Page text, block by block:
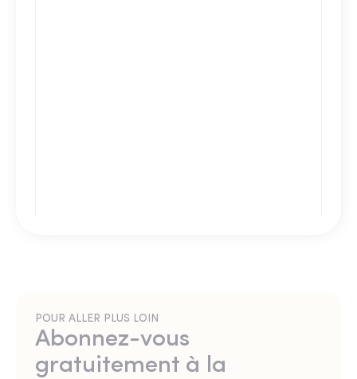
POUR ALLER PLUS LOIN
Abonnez-vous
gratuitement à la